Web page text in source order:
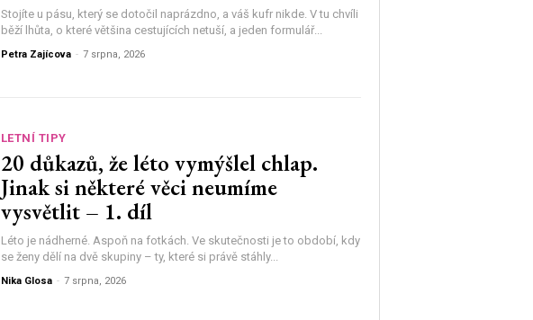
Stojíte u pásu, který se dotočil naprázdno, a váš kufr nikde. V tu chvíli
běží lhůta, o které většina cestujících netuší, a jeden formulář...
Petra Zajícova - 7 srpna, 2026
LETNÍ TIPY
20 důkazů, že léto vymýšlel chlap.
Jinak si některé věci neumíme
vysvětlit – 1. díl
Léto je nádherné. Aspoň na fotkách. Ve skutečnosti je to období, kdy
se ženy dělí na dvě skupiny – ty, které si právě stáhly...
Nika Glosa - 7 srpna, 2026